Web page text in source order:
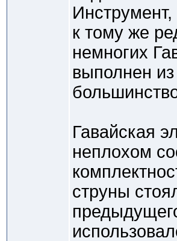
к тому же
немногих
выполнен
Гавайская
неплохом
струны